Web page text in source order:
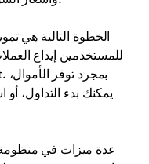
الخطوة التالية هي
للمستخدمين إيداع
يمكنك بدء التداول،